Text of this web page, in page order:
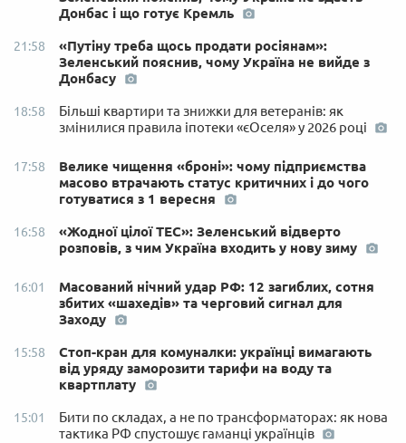
Донбас і що готує Кремль
21:58
«Путіну треба щось продати росіянам»:
Зеленський пояснив, чому Україна не вийде з
Донбасу
18:58
Більші квартири та знижки для ветеранів: як
змінилися правила іпотеки «єОселя» у 2026 році
17:58
Велике чищення «броні»: чому підприємства
масово втрачають статус критичних і до чого
готуватися з 1 вересня
16:58
«Жодної цілої ТЕС»: Зеленський відверто
розповів, з чим Україна входить у нову зиму
16:01
Масований нічний удар РФ: 12 загиблих, сотня
збитих «шахедів» та черговий сигнал для
Заходу
15:58
Стоп-кран для комуналки: українці вимагають
від уряду заморозити тарифи на воду та
квартплату
15:01
Бити по складах, а не по трансформаторах: як нова
тактика РФ спустошує гаманці українців